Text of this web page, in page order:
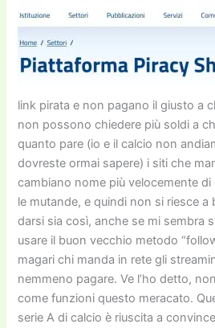
link pirata e non pagano il giusto a
non possono chiedere più soldi a
quanto pare (io e il calcio non
dovreste ormai sapere) i siti che
cambiano nome più velocemente
le mutande, e quindi non si riesce a
darsi sia così, anche se mi sembra
usare il buon vecchio metodo
magari chi manda in rete gli
nemmeno pagare. Ve l’ho detto,
come funzioni questo meracato.
serie A di calcio è riuscita a